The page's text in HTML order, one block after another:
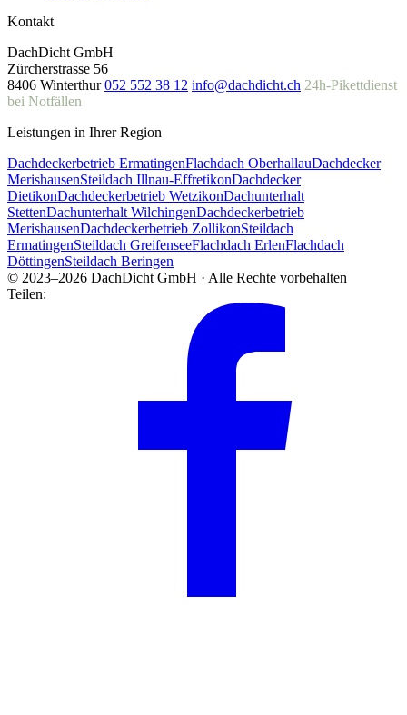
Kontakt
DachDicht GmbH
Zürcherstrasse 56
8406 Winterthur 052 552 38 12 info@dachdicht.ch 24h-Pikettdienst
bei Notfällen
Leistungen in Ihrer Region
Dachdeckerbetrieb ErmatingenFlachdach OberhallauDachdecker
MerishausenSteildach Illnau-EffretikonDachdecker
DietikonDachdeckerbetrieb WetzikonDachunterhalt
StettenDachunterhalt WilchingenDachdeckerbetrieb
MerishausenDachdeckerbetrieb ZollikonSteildach
ErmatingenSteildach GreifenseeFlachdach ErlenFlachdach
DöttingenSteildach Beringen
© 2023–2026 DachDicht GmbH · Alle Rechte vorbehalten
Teilen: